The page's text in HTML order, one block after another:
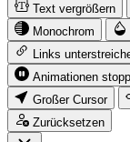
Text vergrößern
Monochrom
Links
Animationen
Großer Cursor
Zurücksetzen